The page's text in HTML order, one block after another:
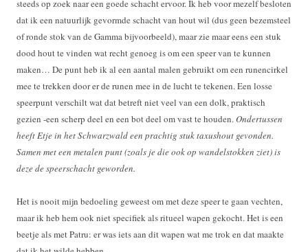
steeds op zoek naar een goede schacht ervoor. Ik heb voor mezelf besloten
dat ik een natuurlijk gevormde schacht van hout wil (dus geen bezemsteel
of ronde stok van de Gamma bijvoorbeeld), maar zie maar eens een stuk
dood hout te vinden wat recht genoeg is om een speer van te kunnen
maken… De punt heb ik al een aantal malen gebruikt om een runencirkel
mee te trekken door er de runen mee in de lucht te tekenen. Een losse
speerpunt verschilt wat dat betreft niet veel van een dolk, praktisch
gezien -een scherp deel en een bot deel om vast te houden.Ondertussen
heeft Etje in het Schwarzwald een prachtig stuk taxushout gevonden.
Samen met een metalen punt (zoals je die ook op wandelstokken ziet) is
deze de speerschacht geworden.
Het is nooit mijn bedoeling geweest om met deze speer te gaan vechten,
maar ik heb hem ook niet specifiek als ritueel wapen gekocht. Het is een
beetje als met Patru: er was iets aan dit wapen wat me trok en dat maakte